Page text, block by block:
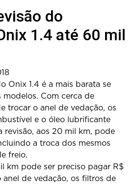
do
1.4 até 60 mil
Onix 1.4 é a mais barata se
Com cerca de
trocar o anel de vedação, os
e o óleo lubrificante
revisão, aos 20 mil km, pode
a troca dos mesmos
freio.
km pode ser preciso pagar R$
anel de vedação, os filtros de